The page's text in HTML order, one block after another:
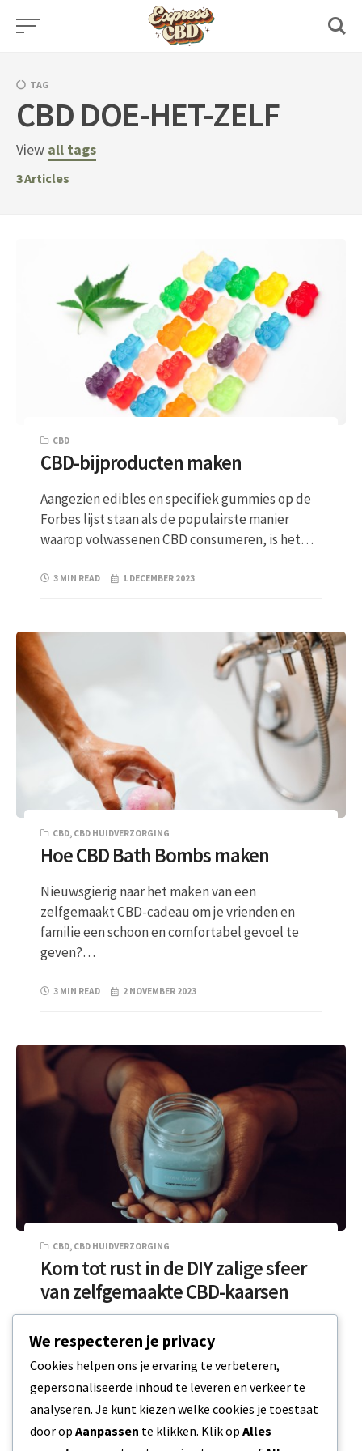
Skip
TAG
CBD DOE-HET-ZELF
View all tags
3Articles
CBD
CBD-bijproducten maken
Aangezien edibles en specifiek gummies op de
Forbes lijst staan als de populairste manier
waarop volwassenen CBD consumeren, is het…
3 MIN READ 1 DECEMBER 2023
CBD, CBD HUIDVERZORGING
Hoe CBD Bath Bombs maken
Nieuwsgierig naar het maken van een
zelfgemaakt CBD-cadeau om je vrienden en
familie een schoon en comfortabel gevoel te
geven?…
3 MIN READ 2 NOVEMBER 2023
CBD, CBD HUIDVERZORGING
Kom tot rust in de DIY zalige sfeer
van zelfgemaakte CBD-kaarsen
kaarslicht in combinatie met de uberstillende
effecten van CBD en aromatherapie. Nu…
2 MIN READ 25 OKTOBER 2023
We respecteren je privacy
Cookies helpen ons je ervaring te verbeteren,
gepersonaliseerde inhoud te leveren en verkeer te
analyseren. Je kunt kiezen welke cookies je toestaat
door op Aanpassen te klikken. Klik op Alles